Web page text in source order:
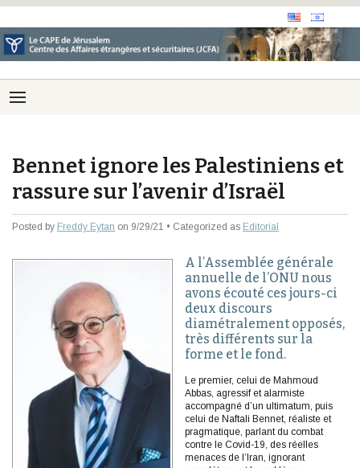
Bennet ignore les Palestiniens et
rassure sur l’avenir d’Israël
Posted by Freddy Eytan on 9/29/21 • Categorized as Editorial
A l’Assemblée générale
annuelle de l’ONU nous
avons écouté ces jours-ci
deux discours
diamétralement opposés,
très différents sur la
forme et le fond.
Le premier, celui de Mahmoud
Abbas, agressif et alarmiste
accompagné d’un ultimatum, puis
celui de Naftali Bennet, réaliste et
pragmatique, parlant du combat
contre le Covid-19, des réelles
menaces de l’Iran, ignorant